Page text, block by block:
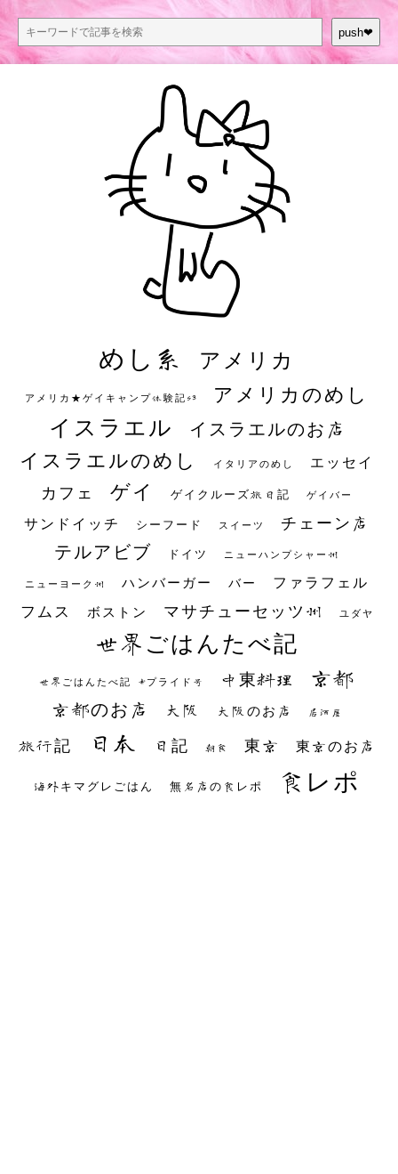
push❤︎
めし系 アメリカ
アメリカ★ゲイキャンプ体験記S3 アメリカのめし
イスラエル イスラエルのお店
イスラエルのめし イタリアのめし エッセイ
カフェ ゲイ ゲイクルーズ旅日記 ゲイバー
サンドイッチ シーフード スイーツ チェーン店
テルアビブ ドイツ ニューハンプシャー州
ニューヨーク州 ハンバーガー バー ファラフェル
フムス ボストン マサチューセッツ州 ユダヤ
世界ごはんたべ記
世界ごはんたべ記 #プライド号 中東料理 京都
京都のお店 大阪 大阪のお店 居酒屋
旅行記 日本 日記 朝食 東京 東京のお店
海外キマグレごはん 無名店の食レポ 食レポ